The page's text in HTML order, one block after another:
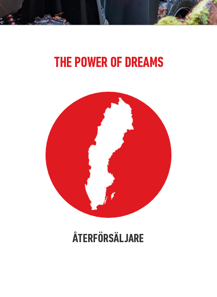
THE POWER OF DREAMS
ÅTERFÖRSÄLJARE